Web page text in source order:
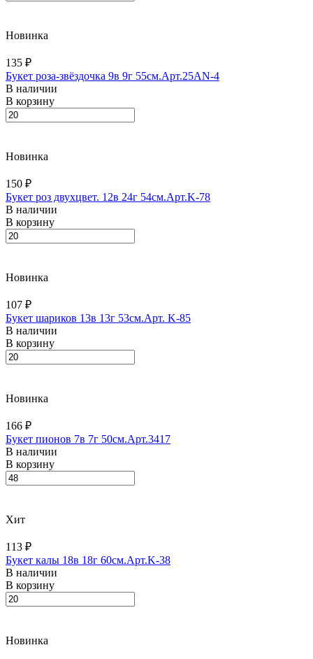
Новинка
135 ₽
Букет роза-звёздочка 9в 9г 55см.Арт.25AN-4
В наличии
В корзину
Новинка
150 ₽
Букет роз двухцвет. 12в 24г 54см.Арт.K-78
В наличии
В корзину
Новинка
107 ₽
Букет шариков 13в 13г 53см.Арт. K-85
В наличии
В корзину
Новинка
166 ₽
Букет пионов 7в 7г 50см.Арт.3417
В наличии
В корзину
Хит
113 ₽
Букет калы 18в 18г 60см.Арт.K-38
В наличии
В корзину
Новинка